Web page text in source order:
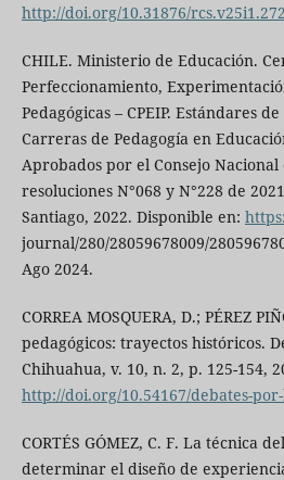
http://doi.org/10.31876/
CHILE. Ministerio de Educación.
Perfeccionamiento,
Pedagógicas – CPEIP. Estándares
Carreras de Pedagogía en
Aprobados por el Consejo Nacional
resoluciones N°068 y N°228 de
Santiago, 2022. Disponible en:
journal/280/28059678009/
Ago 2024.
CORREA MOSQUERA, D.; PÉREZ
pedagógicos: trayectos históricos.
Chihuahua, v. 10, n. 2, p. 125-154,
http://doi.org/10.54167/debates-
CORTÉS GÓMEZ, C. F. La técnica
determinar el diseño de